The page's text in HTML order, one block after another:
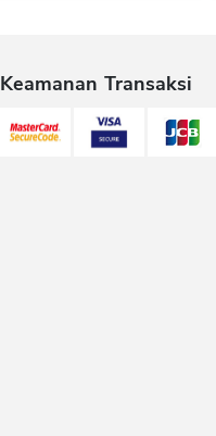
Keamanan Transaksi